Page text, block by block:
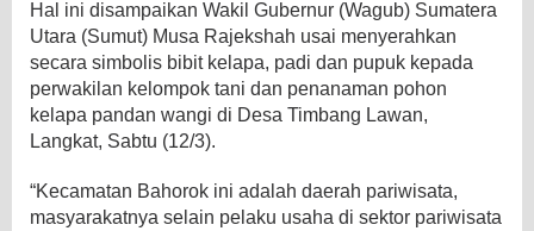
Hal ini disampaikan Wakil Gubernur (Wagub) Sumatera
Utara (Sumut) Musa Rajekshah usai menyerahkan
secara simbolis bibit kelapa, padi dan pupuk kepada
perwakilan kelompok tani dan penanaman pohon
kelapa pandan wangi di Desa Timbang Lawan,
Langkat, Sabtu (12/3).
“Kecamatan Bahorok ini adalah daerah pariwisata,
masyarakatnya selain pelaku usaha di sektor pariwisata